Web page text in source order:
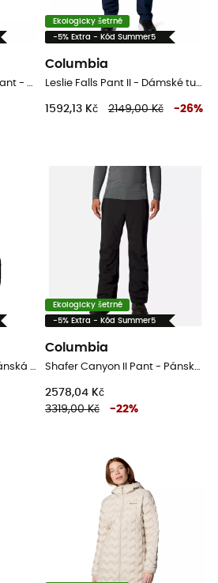
Leslie Falls Convertible Pant - Dámské kabriolet turistické kalhoty
Ekologicky šetrné
-5% Extra - Kód Summer5
Columbia
Leslie Falls Pant II - Dámské turistické kalhoty
1592,13 Kč 2149,00 Kč -26%
Landroamer II Parka - Pánská zimní bunda
Ekologicky šetrné
-5% Extra - Kód Summer5
Columbia
Shafer Canyon II Pant - Pánské lyžařské kalhoty
2578,04 Kč
3319,00 Kč
-22%